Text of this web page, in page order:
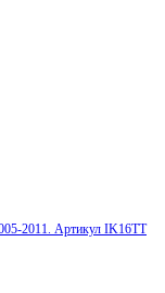
2011. Артикул IK16TT